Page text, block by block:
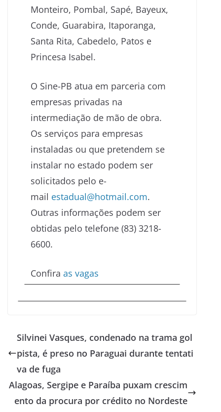
Monteiro, Pombal, Sapé, Bayeux,
Conde, Guarabira, Itaporanga,
Santa Rita, Cabedelo, Patos e
Princesa Isabel.
O Sine-PB atua em parceria com
empresas privadas na
intermediação de mão de obra.
Os serviços para empresas
instaladas ou que pretendem se
instalar no estado podem ser
solicitados pelo e-
mail estadual@hotmail.com.
Outras informações podem ser
obtidas pelo telefone (83) 3218-
6600.
Confira as vagas
Silvinei Vasques, condenado na trama gol
pista, é preso no Paraguai durante tentati
va de fuga
Alagoas, Sergipe e Paraíba puxam crescim
ento da procura por crédito no Nordeste